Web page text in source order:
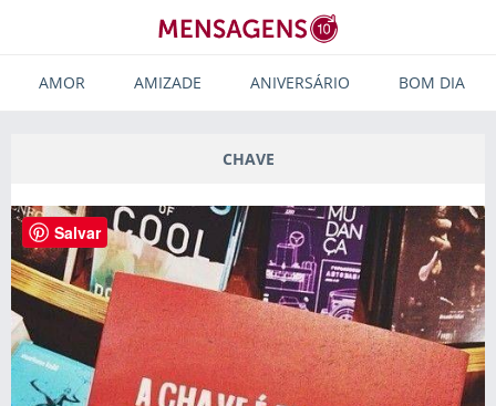
AMOR AMIZADE ANIVERSÁRIO BOM DIA
CHAVE
Salvar